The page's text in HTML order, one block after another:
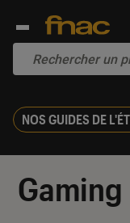
NOS GUIDES DE
Gaming